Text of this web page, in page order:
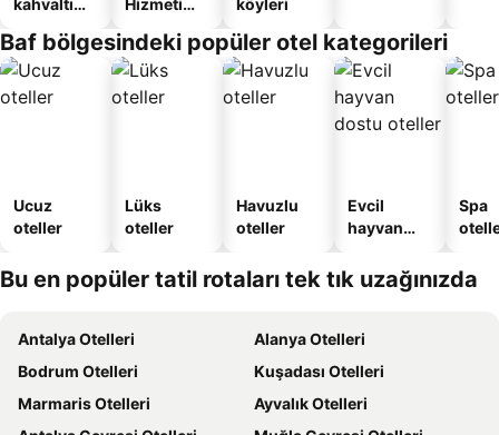
kahvaltı
oteller
Hizmeti
Apart
Daire
köyleri
Baf bölgesindeki popüler otel kategorileri
Ucuz
oteller
Lüks
oteller
Havuzlu
oteller
Evcil
hayvan
oteller
Spa
Bu en popüler tatil rotaları tek tık uzağınızda
Antalya Otelleri
Alanya Otelleri
Bodrum Otelleri
Kuşadası Otelleri
Marmaris Otelleri
Ayvalık Otelleri